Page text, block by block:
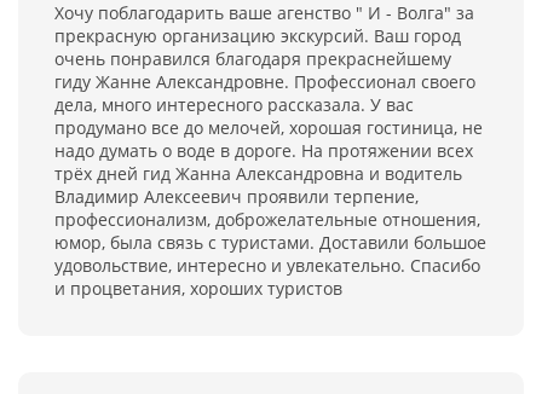
Хочу поблагодарить ваше агенство " И - Волга" за
прекрасную организацию экскурсий. Ваш город
очень понравился благодаря прекраснейшему
гиду Жанне Александровне. Профессионал своего
дела, много интересного рассказала. У вас
продумано все до мелочей, хорошая гостиница, не
надо думать о воде в дороге. На протяжении всех
трёх дней гид Жанна Александровна и водитель
Владимир Алексеевич проявили терпение,
профессионализм, доброжелательные отношения,
юмор, была связь с туристами. Доставили большое
удовольствие, интересно и увлекательно. Спасибо
и процветания, хороших туристов